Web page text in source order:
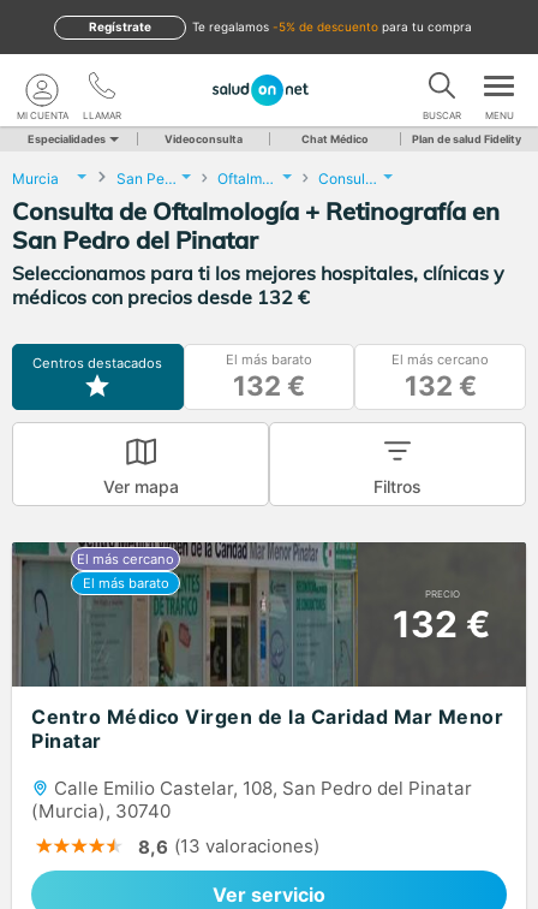
te regalamos -5% de descuento para tu compra
Regístrate
LLAMAR
MI CUENTA BUSCAR MENU
Especialidades Videoconsulta Chat Médico Plan de salud Fidelity
Murcia San Pedro del Pinatar Oftalmología Consulta de Oftalmología + Retinografía
Consulta de Oftalmología + Retinografía en
San Pedro del Pinatar
Seleccionamos para ti los mejores hospitales, clínicas y
médicos con precios desde 132 €
Centros destacados El más barato
132 €
El más cercano
132 €
Ver mapa Filtros
PRECIO
132 €
Centro Médico Virgen de la Caridad Mar Menor
Pinatar
Calle Emilio Castelar, 108, San Pedro del Pinatar
(Murcia), 30740
8,6 (13 valoraciones)
Ver servicio